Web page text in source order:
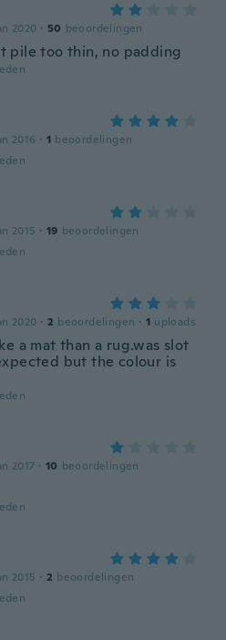
2020 · 50 beoordelingen
pile too thin, no padding
2016 · 1 beoordelingen
2015 · 19 beoordelingen
2020 · 2 beoordelingen · 1 uploads
a mat than a rug.was slot
but the colour is
2017 · 10 beoordelingen
2015 · 2 beoordelingen